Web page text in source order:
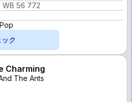
WB 56 772
ク
Charming
The Ants